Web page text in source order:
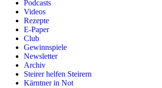
Podcasts
Videos
Rezepte
E-Paper
Club
Gewinnspiele
Newsletter
Archiv
Steirer helfen Steirern
Kärntner in Not